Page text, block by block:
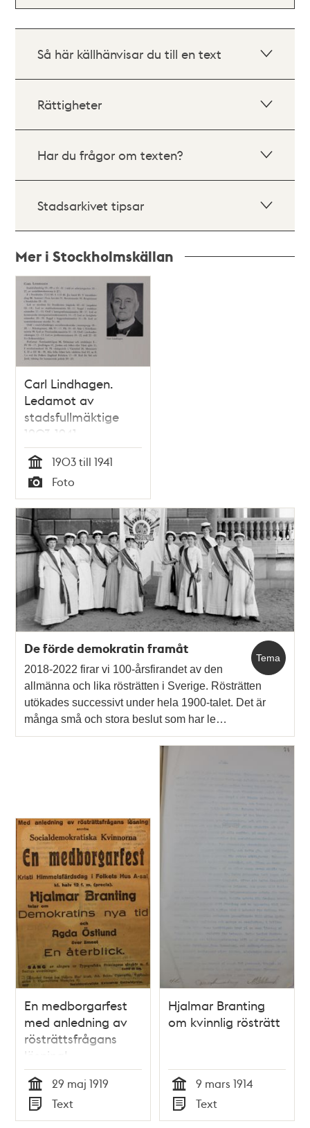
Så här källhänvisar du till en text
Rättigheter
Har du frågor om texten?
Stadsarkivet tipsar
Mer i Stockholmskällan
Relaterade
poster
och
teman
Carl Lindhagen.
Ledamot av
stadsfullmäktige
1903-1941
Tid
1903 till 1941
Typ
Foto
Tema
De förde demokratin framåt
2018-2022 firar vi 100-årsfirandet av den
allmänna och lika rösträtten i Sverige. Rösträtten
utökades successivt under hela 1900-talet. Det är
många små och stora beslut som har le…
En medborgarfest
med anledning av
rösträttsfrågans
lösning!
Tid
29 maj 1919
Typ
Text
Hjalmar Branting
om kvinnlig rösträtt
Tid
9 mars 1914
Typ
Text